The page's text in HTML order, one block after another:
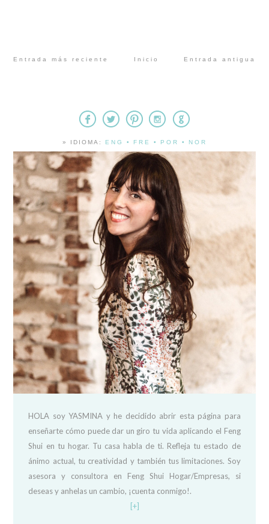
Entrada más reciente Entrada antigua
Inicio
» IDIOMA: ENG • FRE • POR • NOR
HOLA soy YASMINA y he decidido abrir esta página para
enseñarte cómo puede dar un giro tu vida aplicando el Feng
Shui en tu hogar. Tu casa habla de ti. Refleja tu estado de
ánimo actual, tu creatividad y también tus limitaciones. Soy
asesora y consultora en Feng Shui Hogar/Empresas, si
deseas y anhelas un cambio, ¡cuenta conmigo!.
[+]